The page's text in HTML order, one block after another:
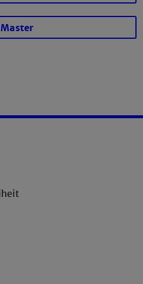
Master